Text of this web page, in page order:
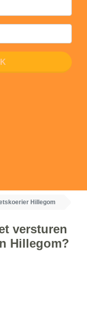
Hillegom
versturen
Hillegom?